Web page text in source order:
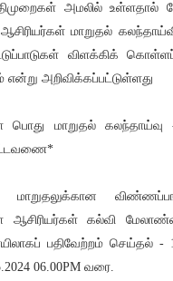
அமலில் உள்ளதால்
ஆசிரியர்கள் மாறுதல்
விளக்கிக்
அறிவிக்கப்பட்டுள்ளது
பொது மாறுதல்
மாறுதலுக்கான
ஆசிரியர்கள் கல்வி
பதிவேற்றம் செய்தல் -
06.00PM வரை.